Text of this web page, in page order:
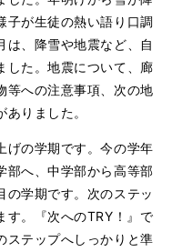
子が生徒の熱い語り口調
は、降雪や地震など、自
した。地震について、廊
等への注意事項、次の地
りました。
の学期です。今の学年
部へ、中学部から高等部
の学期です。次のステッ
す。『次へのTRY！』で
ステップへしっかりと準